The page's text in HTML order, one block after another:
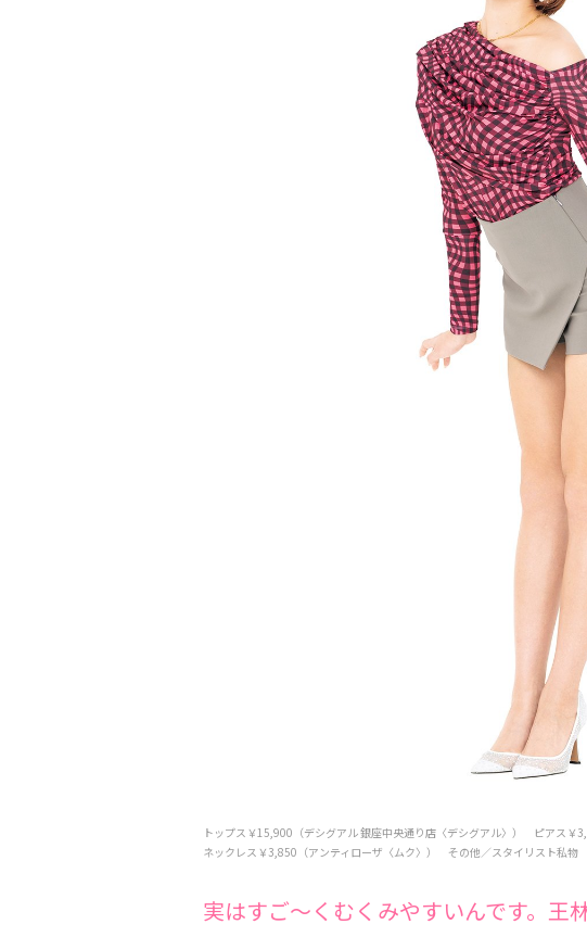
トップス￥15,900（デシグアル 銀座中央通り店〈デシグアル〉） ピアス￥
ネックレス￥3,850（アンティローザ〈ムク〉） その他／スタイリスト私物
実はすご～くむくみやすいんです。王